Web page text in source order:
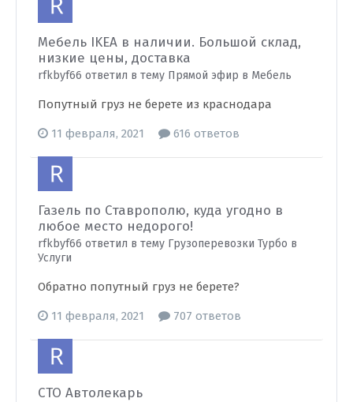
Мебель IKEA в наличии. Большой склад,
низкие цены, доставка
rfkbyf66 ответил в тему Прямой эфир в Мебель
Попутный груз не берете из краснодара
11 февраля, 2021 616 ответов
Газель по Ставрополю, куда угодно в
любое место недорого!
rfkbyf66 ответил в тему Грузоперевозки Турбо в
Услуги
Обратно попутный груз не берете?
11 февраля, 2021 707 ответов
СТО Автолекарь